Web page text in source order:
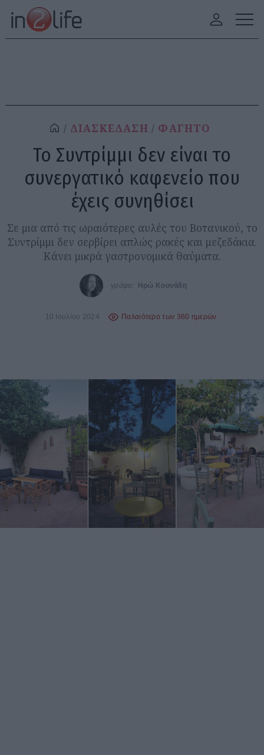
ΔΙΑΣΚΕΔΑΣΗ ΦΑΓΗΤΟ
Το Συντρίμμι δεν είναι το
συνεργατικό καφενείο που
έχεις συνηθίσει
Σε μια από τις ωραιότερες αυλές του Βοτανικού, το
Συντρίμμι δεν σερβίρει απλώς ρακές και μεζεδάκια.
Κάνει μικρά γαστρονομικά θαύματα.
γράφει: Ηρώ Κουνάδη
10 Ιουλίου 2024 Παλαιότερο των 360 ημερών